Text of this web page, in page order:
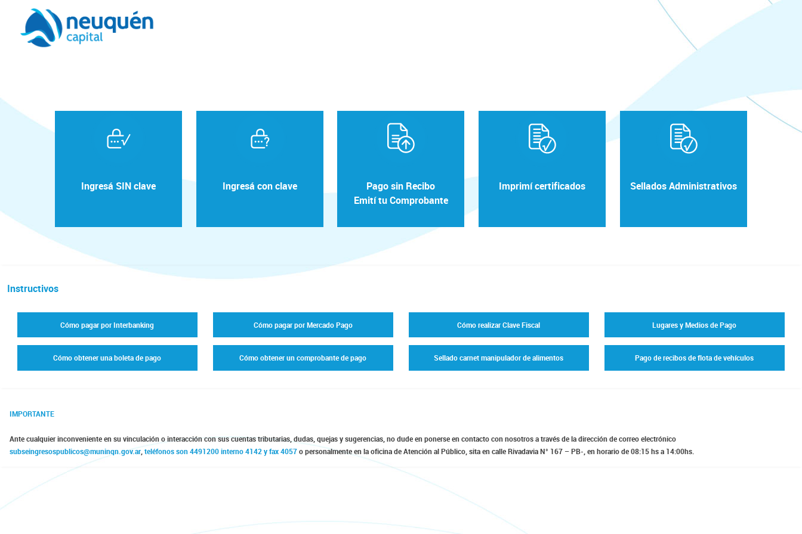
Ingresá SIN clave Ingresá con clave
Pago sin Recibo
Emití tu Comprobante
Imprimí certificados Sellados Administrativos
Instructivos
Cómo pagar por Interbanking Cómo pagar por Mercado Pago Cómo realizar Clave Fiscal Lugares y Medios de Pago
Cómo obtener una boleta de pago Cómo obtener un comprobante de pago Sellado carnet manipulador de alimentos Pago de recibos de flota de vehículos
IMPORTANTE
Ante cualquier inconveniente en su vinculación o interacción con sus cuentas tributarias, dudas, quejas y sugerencias, no dude en ponerse en contacto con nosotros a través de la dirección de correo electrónico
subseingresospublicos@muninqn.gov.ar teléfonos son 4491200 interno 4142 y fax 4057o personalmente en la oficina de Atención al Público, sita en calle Rivadavia N° 167 – PB-, en horario de 08:15 hs a 14:00hs.